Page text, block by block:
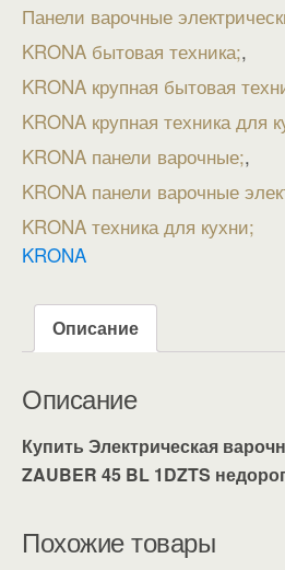
Панели варочные
KRONA бытовая техника ,
KRONA крупная бытовая
KRONA крупная техника для
KRONA панели варочные ,
KRONA панели варочные
KRONA техника для кухни
KRONA
Описание
Описание
Купить Электрическая
ZAUBER 45 BL 1DZTS
Похожие товары